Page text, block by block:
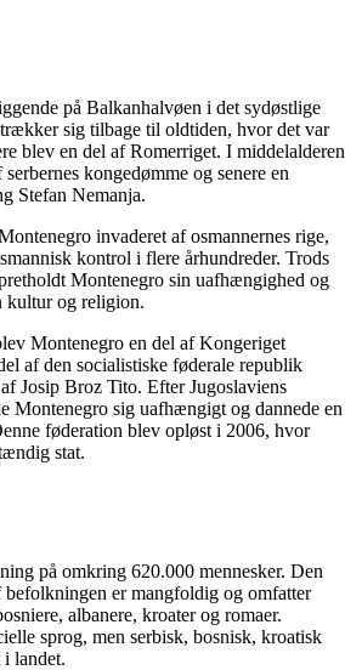
på Balkanhalvøen i det sydøstlige
sig tilbage til oldtiden, hvor det var
blev en del af Romerriget. I middelalderen
kongedømme og senere en
Stefan Nemanja.
invaderet af osmannernes rige,
kontrol i flere århundreder. Trods
Montenegro sin uafhængighed og
kultur og religion.
Montenegro en del af Kongeriget
af den socialistiske føderale republik
Josip Broz Tito. Efter Jugoslaviens
Montenegro sig uafhængigt og dannede en
føderation blev opløst i 2006, hvor
stat.
på omkring 620.000 mennesker. Den
befolkningen er mangfoldig og omfatter
albanere, kroater og romaer.
sprog, men serbisk, bosnisk, kroatisk
landet.